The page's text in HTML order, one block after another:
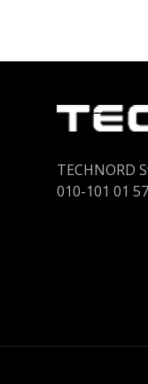
TECHNORD
010-101 01